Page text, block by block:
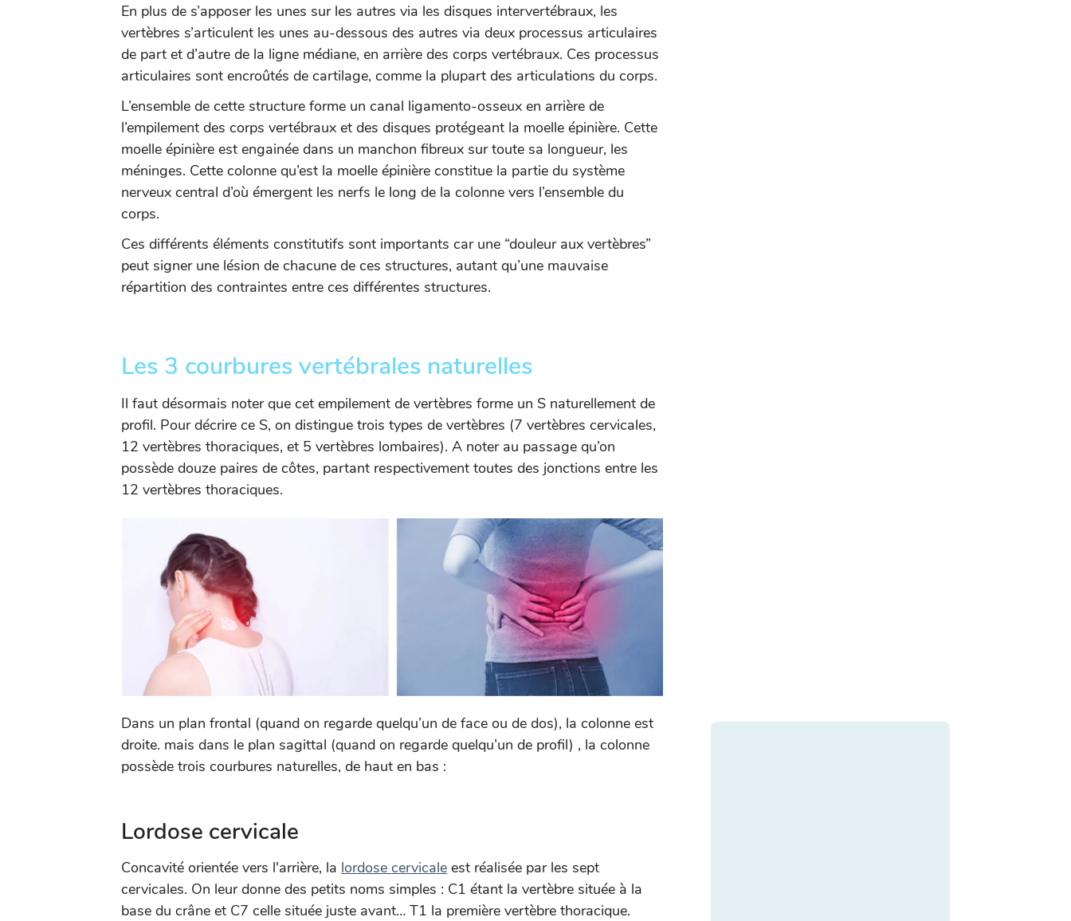
En plus de s’apposer les unes sur les autres via les disques intervertébraux, les
vertèbres s’articulent les unes au-dessous des autres via deux processus articulaires
de part et d’autre de la ligne médiane, en arrière des corps vertébraux. Ces processus
articulaires sont encroûtés de cartilage, comme la plupart des articulations du corps.
L’ensemble de cette structure forme un canal ligamento-osseux en arrière de
l’empilement des corps vertébraux et des disques protégeant la moelle épinière. Cette
moelle épinière est engainée dans un manchon fibreux sur toute sa longueur, les
méninges. Cette colonne qu’est la moelle épinière constitue la partie du système
nerveux central d’où émergent les nerfs le long de la colonne vers l’ensemble du
corps.
Ces différents éléments constitutifs sont importants car une “douleur aux vertèbres”
peut signer une lésion de chacune de ces structures, autant qu’une mauvaise
répartition des contraintes entre ces différentes structures.
Les 3 courbures vertébrales naturelles
Il faut désormais noter que cet empilement de vertèbres forme un S naturellement de
profil. Pour décrire ce S, on distingue trois types de vertèbres (7 vertèbres cervicales,
12 vertèbres thoraciques, et 5 vertèbres lombaires). A noter au passage qu’on
possède douze paires de côtes, partant respectivement toutes des jonctions entre les
12 vertèbres thoraciques.
Dans un plan frontal (quand on regarde quelqu’un de face ou de dos), la colonne est
droite. mais dans le plan sagittal (quand on regarde quelqu’un de profil) , la colonne
possède trois courbures naturelles, de haut en bas :
Lordose cervicale
Concavité orientée vers l'arrière, la lordose cervicale est réalisée par les sept
cervicales. On leur donne des petits noms simples : C1 étant la vertèbre située à la
base du crâne et C7 celle située juste avant… T1 la première vertèbre thoracique.